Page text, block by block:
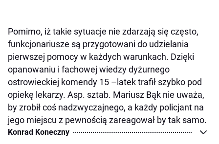
Pomimo, iż takie sytuacje nie zdarzają się często,
funkcjonariusze są przygotowani do udzielania
pierwszej pomocy w każdych warunkach. Dzięki
opanowaniu i fachowej wiedzy dyżurnego
ostrowieckiej komendy 15 –latek trafił szybko pod
opiekę lekarzy. Asp. sztab. Mariusz Bąk nie uważa,
by zrobił coś nadzwyczajnego, a każdy policjant na
jego miejscu z pewnością zareagował by tak samo.
Konrad Koneczny